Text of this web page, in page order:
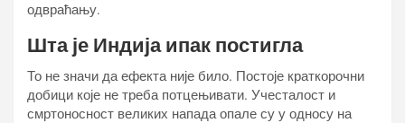
одвраћању.
Шта је Индија ипак постигла
То не значи да ефекта није било. Постоје краткорочни
добици које не треба потцењивати. Учесталост и
смртоносност великих напада опале су у односу на